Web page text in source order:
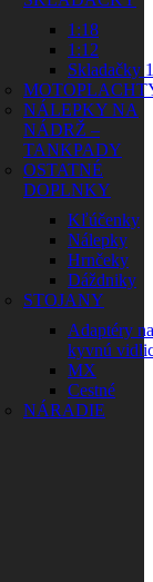
1:18
1:12
Skladačky
NÁLEPKY NA
NÁDRŽ –
TANKPADY
OSTATNÉ
DOPLNKY
Kľúčenky
Nálepky
Hrnčeky
Dáždniky
STOJANY
Adaptéry na
kyvnú
MX
Cestné
NÁRADIE